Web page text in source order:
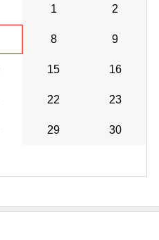
1 2
8 9
15 16
22 23
29 30